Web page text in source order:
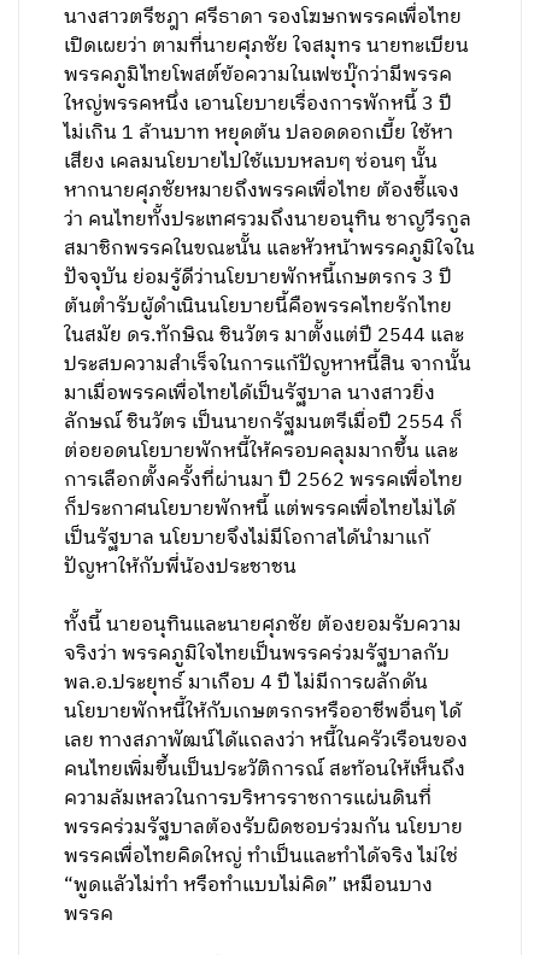
นางสาวตรีชฎา ศรีธาดา รองโฆษกพรรคเพื่อไทย
เปิดเผยว่า ตามที่นายศุภชัย ใจสมุทร นายทะเบียน
พรรคภูมิไทยโพสต์ข้อความในเฟซบุ๊กว่ามีพรรค
ใหญ่พรรคหนึ่ง เอานโยบายเรื่องการพักหนี้ 3 ปี
ไม่เกิน 1 ล้านบาท หยุดต้น ปลอดดอกเบี้ย ใช้หา
เสียง เคลมนโยบายไปใช้แบบหลบๆ ซ่อนๆ นั้น
หากนายศุภชัยหมายถึงพรรคเพื่อไทย ต้องชี้แจง
ว่า คนไทยทั้งประเทศรวมถึงนายอนุทิน ชาญวีรกูล
สมาชิกพรรคในขณะนั้น และหัวหน้าพรรคภูมิใจใน
ปัจจุบัน ย่อมรู้ดีว่านโยบายพักหนี้เกษตรกร 3 ปี
ต้นตำรับผู้ดำเนินนโยบายนี้คือพรรคไทยรักไทย
ในสมัย ดร.ทักษิณ ชินวัตร มาตั้งแต่ปี 2544 และ
ประสบความสำเร็จในการแก้ปัญหาหนี้สิน จากนั้น
มาเมื่อพรรคเพื่อไทยได้เป็นรัฐบาล นางสาวยิ่ง
ลักษณ์ ชินวัตร เป็นนายกรัฐมนตรีเมื่อปี 2554 ก็
ต่อยอดนโยบายพักหนี้ให้ครอบคลุมมากขึ้น และ
การเลือกตั้งครั้งที่ผ่านมา ปี 2562 พรรคเพื่อไทย
ก็ประกาศนโยบายพักหนี้ แต่พรรคเพื่อไทยไม่ได้
เป็นรัฐบาล นโยบายจึงไม่มีโอกาสได้นำมาแก้
ปัญหาให้กับพี่น้องประชาชน
ทั้งนี้ นายอนุทินและนายศุภชัย ต้องยอมรับความ
จริงว่า พรรคภูมิใจไทยเป็นพรรคร่วมรัฐบาลกับ
พล.อ.ประยุทธ์ มาเกือบ 4 ปี ไม่มีการผลักดัน
นโยบายพักหนี้ให้กับเกษตรกรหรืออาชีพอื่นๆ ได้
เลย ทางสภาพัฒน์ได้แถลงว่า หนี้ในครัวเรือนของ
คนไทยเพิ่มขึ้นเป็นประวัติการณ์ สะท้อนให้เห็นถึง
ความล้มเหลวในการบริหารราชการแผ่นดินที่
พรรคร่วมรัฐบาลต้องรับผิดชอบร่วมกัน นโยบาย
พรรคเพื่อไทยคิดใหญ่ ทำเป็นและทำได้จริง ไม่ใช่
“พูดแลัวไม่ทำ หรือทำแบบไม่คิด” เหมือนบาง
พรรค